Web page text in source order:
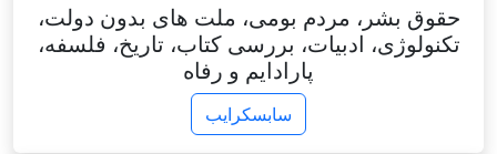
حقوق بشر، مردم بومی، ملت های بدون دولت،
تکنولوژی، ادبیات، بررسی کتاب، تاریخ، فلسفه،
پارادایم و رفاه
سابسکرایب